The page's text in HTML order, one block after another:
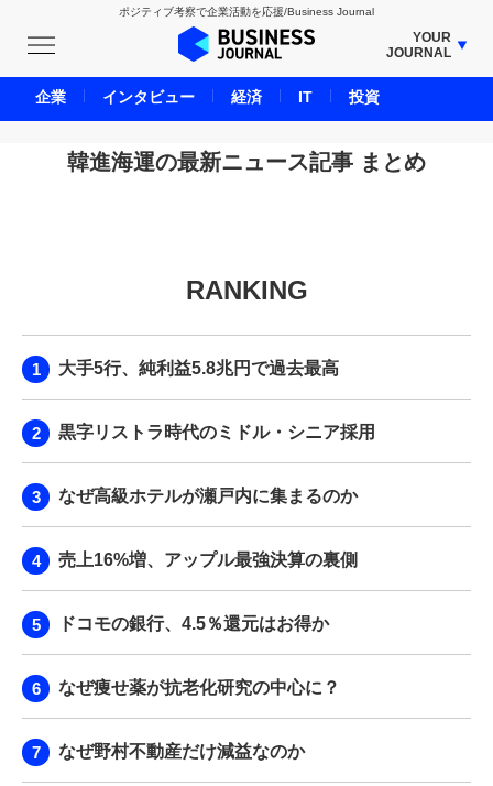
ポジティブ考察で企業活動を応援/Business Journal
YOUR
JOURNAL
BUSINESS JOURNAL
UNICORN JOURNAL
CARBON CREDITS JOURNAL
LIFE ENDING JOURNAL
BPaaS JOURNAL
韓進海運の最新ニュース記事 まとめ
RANKING
大手5行、純利益5.8兆円で過去最高
黒字リストラ時代のミドル・シニア採用
なぜ高級ホテルが瀬戸内に集まるのか
売上16%増、アップル最強決算の裏側
ドコモの銀行、4.5％還元はお得か
なぜ痩せ薬が抗老化研究の中心に？
なぜ野村不動産だけ減益なのか
企業 インタビュー 経済 IT 投資